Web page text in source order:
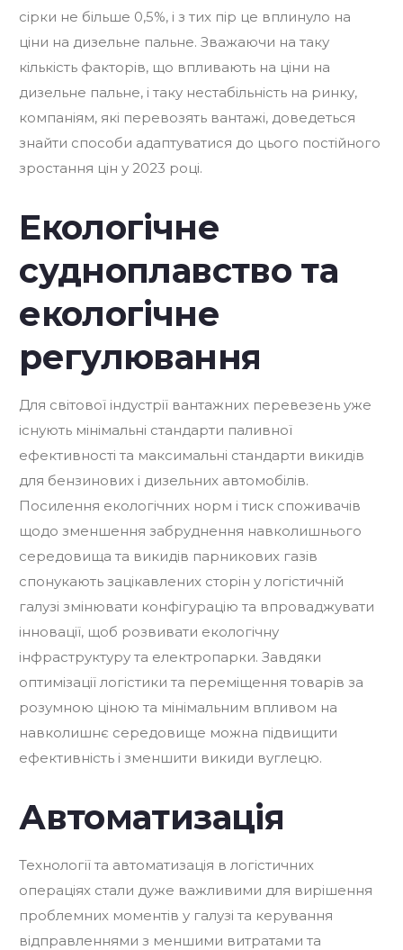
сірки не більше 0,5%, і з тих пір це вплинуло на
ціни на дизельне пальне. Зважаючи на таку
кількість факторів, що впливають на ціни на
дизельне пальне, і таку нестабільність на ринку,
компаніям, які перевозять вантажі, доведеться
знайти способи адаптуватися до цього постійного
зростання цін у 2023 році.
Екологічне
судноплавство та
екологічне
регулювання
Для світової індустрії вантажних перевезень уже
існують мінімальні стандарти паливної
ефективності та максимальні стандарти викидів
для бензинових і дизельних автомобілів.
Посилення екологічних норм і тиск споживачів
щодо зменшення забруднення навколишнього
середовища та викидів парникових газів
спонукають зацікавлених сторін у логістичній
галузі змінювати конфігурацію та впроваджувати
інновації, щоб розвивати екологічну
інфраструктуру та електропарки. Завдяки
оптимізації логістики та переміщення товарів за
розумною ціною та мінімальним впливом на
навколишнє середовище можна підвищити
ефективність і зменшити викиди вуглецю.
Автоматизація
Технології та автоматизація в логістичних
операціях стали дуже важливими для вирішення
проблемних моментів у галузі та керування
відправленнями з меншими витратами та